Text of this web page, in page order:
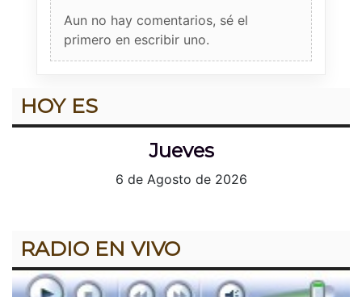
Aun no hay comentarios, sé el
primero en escribir uno.
HOY ES
Jueves
6 de Agosto de 2026
RADIO EN VIVO